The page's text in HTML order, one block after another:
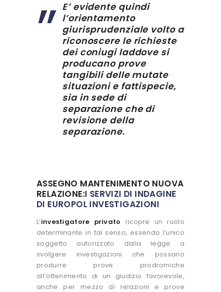
E’ evidente quindi
l’orientamento
giurisprudenziale volto a
riconoscere le richieste
dei coniugi laddove si
producano prove
tangibili delle mutate
situazioni e fattispecie,
sia in sede di
separazione che di
revisione della
separazione.
ASSEGNO MANTENIMENTO NUOVA
RELAZIONE:I SERVIZI DI INDAGINE
DI EUROPOL INVESTIGAZIONI
L’investigatore privato ricopre un ruolo
determinante in tal senso, essendo l’unico
soggetto autorizzato dalla legge a
svolgere investigazioni che possano
produrre prove prodromiche
all’ottenimento di un giudizio favorevole,
anche per mezzo di relazioni e prove